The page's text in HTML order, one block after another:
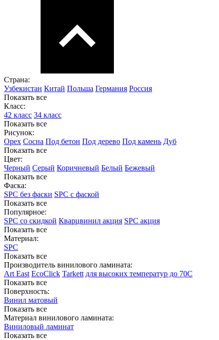
Страна:
Узбекистан Китай Польша Германия Россия
Показать все
Класс:
42 класс 34 класс
Показать все
Рисунок:
Орех Сосна Под бетон Под дерево Под камень Дуб
Показать все
Цвет:
Черный Серый Коричневый Белый Бежевый
Показать все
Фаска:
SPC без фаски SPC с фаской
Показать все
Популярное:
SPC со скидкой Кварцвинил акция SPC акция
Показать все
Материал:
SPC
Показать все
Производитель винилового ламината:
Art East EcoClick Tarkett для высоких температур до 70С
Показать все
Поверхность:
Винил матовый
Показать все
Материал винилового ламината:
Виниловый ламинат
Показать все